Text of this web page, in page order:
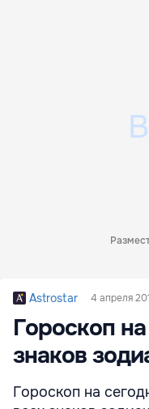
Astrostar 4 апреля
Гороскоп
знаков
Гороскоп на